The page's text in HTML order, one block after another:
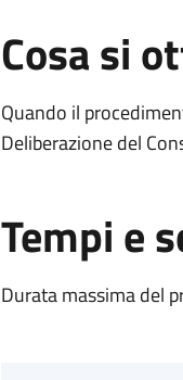
Cosa si
Quando il
Deliberazione del
Tempi e
Durata massima del